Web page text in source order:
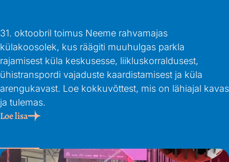
31. oktoobril toimus Neeme rahvamajas
külakoosolek, kus räägiti muuhulgas parkla
rajamisest küla keskusesse, liikluskorraldusest,
ühistranspordi vajaduste kaardistamisest ja küla
arengukavast. Loe kokkuvõttest, mis on lähiajal kavas
ja tulemas.
Loe lisa